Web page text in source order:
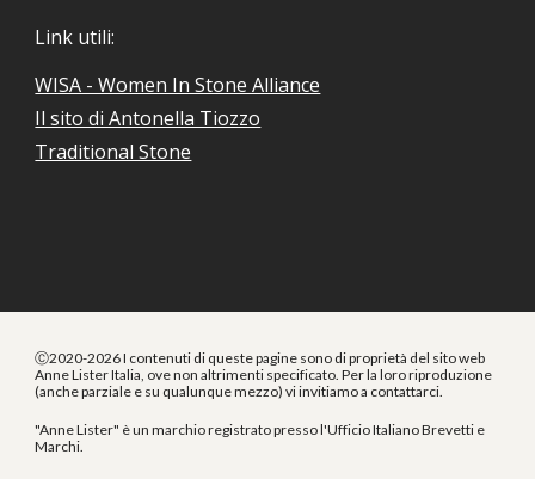
Link utili:
WISA - Women In Stone Alliance
Il sito di Antonella Tiozzo
Traditional Stone
Ⓒ2020-2026 I contenuti di queste pagine sono di proprietà del sito web
Anne Lister Italia, ove non altrimenti specificato. Per la loro riproduzione
(anche parziale e su qualunque mezzo) vi invitiamo a contattarci.
"Anne Lister" è un marchio registrato presso l'Ufficio Italiano Brevetti e
Marchi.